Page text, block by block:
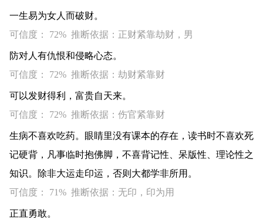
一生易为女人而破财。
可信度： 72% 推断依据：正财紧靠劫财，男
防对人有仇恨和侵略心态。
可信度： 72% 推断依据：劫财紧靠财
可以发财得利，富贵自天来。
可信度： 72% 推断依据：伤官紧靠财
生病不喜欢吃药。眼睛里没有课本的存在，读书时不喜欢死
记硬背，凡事临时抱佛脚，不喜背记性、呆版性、理论性之
知识。除非大运走印运，否则大都学非所用。
可信度： 71% 推断依据：无印，印为用
正直勇敢。